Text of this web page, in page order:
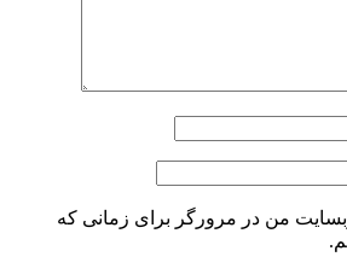
من در مرورگر برای زمانی که